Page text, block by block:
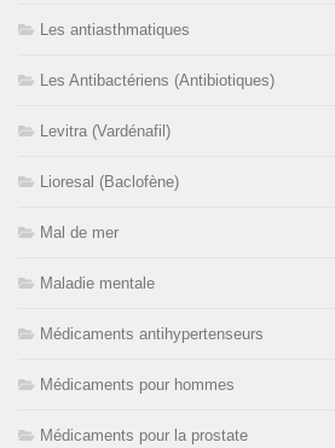
Les antiasthmatiques
Les Antibactériens (Antibiotiques)
Levitra (Vardénafil)
Lioresal (Baclofène)
Mal de mer
Maladie mentale
Médicaments antihypertenseurs
Médicaments pour hommes
Médicaments pour la prostate